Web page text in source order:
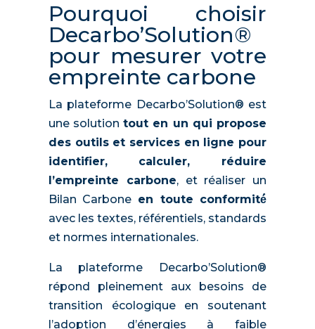
Pourquoi choisir
Decarbo’Solution®
pour mesurer votre
empreinte carbone
La plateforme Decarbo’Solution® est
une solutiontout en un qui propose
des outils et services en ligne pour
identifier, calculer, réduire
l’empreinte carbone, et réaliser un
Bilan Carbone en toute conformité́
avec les textes, référentiels, standards
et normes internationales.
La plateforme Decarbo’Solution®
répond pleinement aux besoins de
transition écologique en soutenant
l’adoption d’énergies à faible